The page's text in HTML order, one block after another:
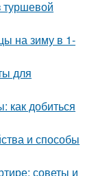
туршевой
на зиму в 1-
для
как добиться
и способы
советы и